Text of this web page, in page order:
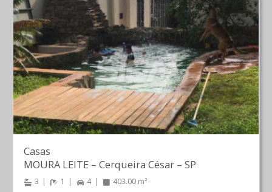
Casas
MOURA LEITE – Cerqueira César – SP
3 1 4 403.00 m²